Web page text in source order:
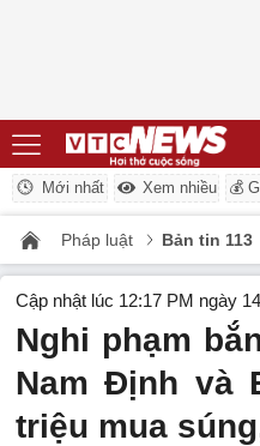
Mới nhất Xem nhiều 💰
Pháp luật Bản tin 113
Cập nhật lúc 12:17 PM ngày
Nghi phạm
Nam Định và
triệu mua